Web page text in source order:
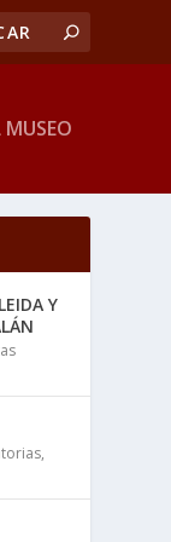
MUSEO
Y
,